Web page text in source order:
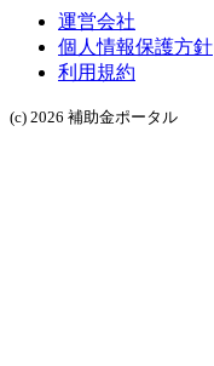
運営会社
個人情報保護方針
利用規約
(c) 2026 補助金ポータル